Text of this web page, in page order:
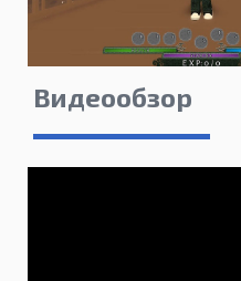
Видеообзор